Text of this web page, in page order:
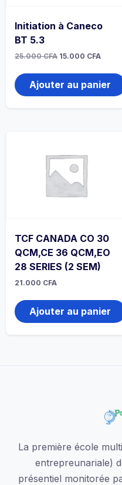
Initiation à Caneco
BT 5.3
25.000CFA Le
initial
était :
25.000 CFA.
15.000 CFALe
actuel
est :
Ajouter au panier
TCF CANADA CO 30
QCM,CE 36 QCM,EO
28 SERIES (2 SEM)
21.000 CFA
Ajouter au panier
La première école
entrepreunariale)
présentiel monitorée